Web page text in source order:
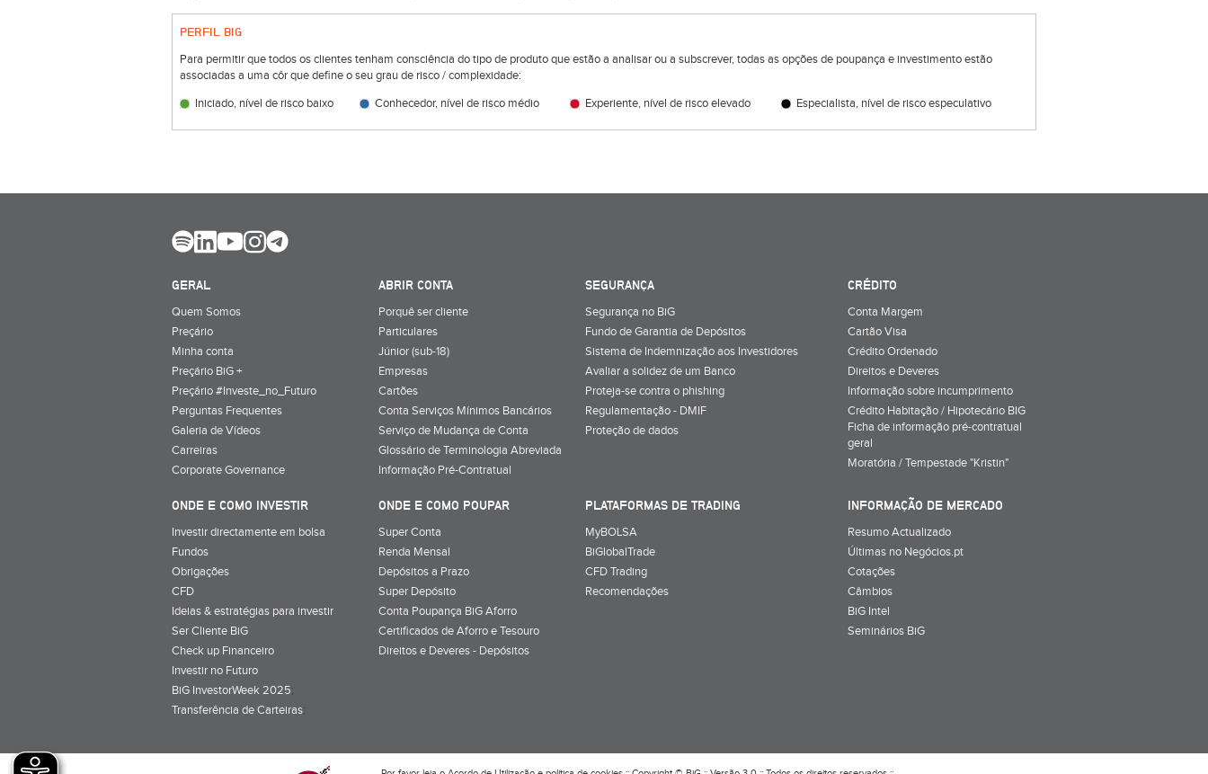
PERFIL BIG
Para permitir que todos os clientes tenham consciência do tipo de produto que estão a analisar ou a subscrever, todas as opções de poupança e investimento estão
associadas a uma côr que define o seu grau de risco / complexidade:
Iniciado, nível de risco baixo
Conhecedor, nível de risco médio Experiente, nível de risco elevado Especialista, nível de risco especulativo
GERAL
Quem Somos
Preçário
Minha conta
Preçário BiG +
Preçário #Investe_no_Futuro
Perguntas Frequentes
Galeria de Vídeos
Carreiras
Corporate Governance
ABRIR CONTA
Porquê ser cliente
Particulares
Júnior (sub-18)
Empresas
Cartões
Conta Serviços Mínimos Bancários
Serviço de Mudança de Conta
Glossário de Terminologia Abreviada
Informação Pré-Contratual
SEGURANÇA
Segurança no BiG
Fundo de Garantia de Depósitos
Sistema de Indemnização aos Investidores
Avaliar a solidez de um Banco
Proteja-se contra o phishing
Regulamentação - DMIF
Proteção de dados
CRÉDITO
Conta Margem
Cartão Visa
Crédito Ordenado
Direitos e Deveres
Informação sobre incumprimento
Crédito Habitação / Hipotecário BIG
Ficha de informação pré-contratual
geral
Moratória / Tempestade "Kristin"
ONDE E COMO INVESTIR
Investir directamente em bolsa
Fundos
Obrigações
CFD
Ideias & estratégias para investir
Ser Cliente BiG
Check up Financeiro
Investir no Futuro
BiG InvestorWeek 2025;
Transferência de Carteiras;
ONDE E COMO POUPAR
Super Conta
Renda Mensal
Depósitos a Prazo
Super Depósito
Conta Poupança BiG Aforro
Certificados de Aforro e Tesouro
Direitos e Deveres - Depósitos
PLATAFORMAS DE TRADING
MyBOLSA
BiGlobalTrade
CFD Trading
Recomendações
INFORMAÇÃO DE MERCADO
Resumo Actualizado
Últimas no Negócios.pt
Cotações
Câmbios
BiG Intel
Seminários BiG